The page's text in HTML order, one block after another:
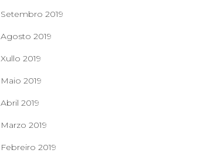
Setembro 2019
Agosto 2019
Xullo 2019
Maio 2019
Abril 2019
Marzo 2019
Febreiro 2019